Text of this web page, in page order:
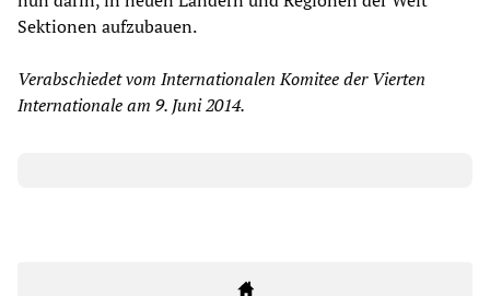
Sektionen aufzubauen.
Verabschiedet vom Internationalen Komitee der Vierten
Internationale am 9. Juni 2014.